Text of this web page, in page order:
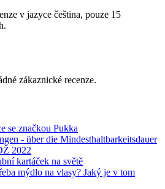
v jazyce čeština, pouze 15
zákaznické recenze.
se značkou Pukka
- über die Mindesthaltbarkeitsdauer
2022
kartáček na světě
mýdlo na vlasy? Jaký je v tom